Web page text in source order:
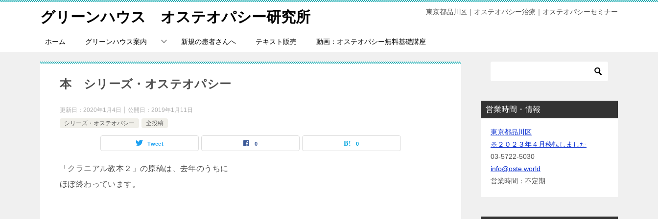
グリーンハウス オステオパシー研究所 東京都品川区｜オステオパシー治療｜オステオパシーセミナー
ホーム グリーンハウス案内 新規の患者さんへ テキスト販売 動画：オステオパシー無料基礎講座
本 シリーズ・オステオパシー
更新日： 2020年1月4日 公開日： 2019年1月11日
シリーズ・オステオパシー
全投稿
Tweet 0 0
「クラニアル教本２」の原稿は、去年のうちに
ほぼ終わっています。
営業時間・情報
東京都品川区
※２０２３年４月移転しました
03-5722-5030
info@oste.world
営業時間：不定期